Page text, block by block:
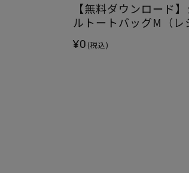
【無料ダウンロード
ルトートバッグM（レ
¥0 (税込)